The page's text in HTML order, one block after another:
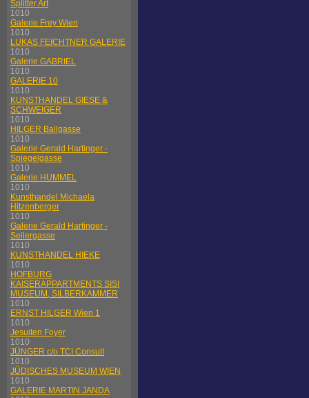
Splitter Art
1010
Galerie Frey Wien
1010
LUKAS FEICHTNER GALERIE
1010
Galerie GABRIEL
1010
GALERIE 10
1010
KUNSTHANDEL GIESE &
SCHWEIGER
1010
HILGER Ballgasse
1010
Galerie Gerald Hartinger -
Spiegelgasse
1010
Galerie HUMMEL
1010
Kunsthandel Michaela
Hitzenberger
1010
Galerie Gerald Hartinger -
Seilergasse
1010
KUNSTHANDEL HIEKE
1010
HOFBURG
KAISERAPPARTMENTS SISI
MUSEUM, SILBERKAMMER
1010
ERNST HILGER Wien 1
1010
Jesuiten Foyer
1010
JÜNGER c/o TCI Consult
1010
JÜDISCHES MUSEUM WIEN
1010
GALERIE MARTIN JANDA